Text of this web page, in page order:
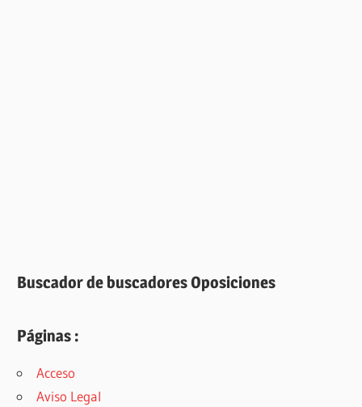
Buscador de buscadores Oposiciones
Páginas :
Acceso
Aviso Legal